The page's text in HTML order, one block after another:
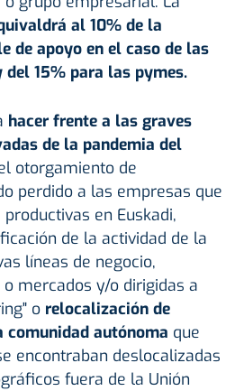
al 10% de la
de apoyo en el caso de las
del 15% para las pymes.
hacer frente a las graves
de la pandemia del
otorgamiento de
perdido a las empresas que
en Euskadi,
de la actividad de la
líneas de negocio,
mercados y/o dirigidas a
o relocalización de
comunidad autónoma que
encontraban deslocalizadas
fuera de la Unión